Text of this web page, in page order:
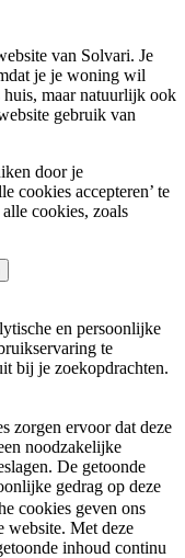
van Solvari. Je
je je woning wil
maar natuurlijk ook
gebruik van
door je
cookies accepteren’ te
cookies, zoals
en persoonlijke
te
bij je zoekopdrachten.
zorgen ervoor dat deze
noodzakelijke
De getoonde
gedrag op deze
cookies geven ons
website. Met deze
inhoud continu